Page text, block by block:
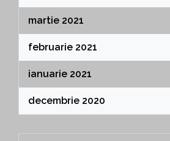
martie 2021
februarie 2021
ianuarie 2021
decembrie 2020